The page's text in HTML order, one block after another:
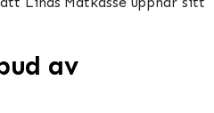
av